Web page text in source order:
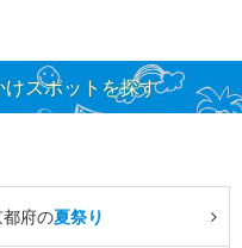
スポットを探す
府の夏祭り